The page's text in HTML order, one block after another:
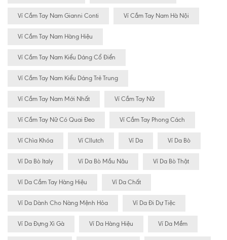
Ví Cầm Tay Nam Gianni Conti Ví Cầm Tay Nam Hà Nội
Ví Cầm Tay Nam Hàng Hiệu
Ví Cầm Tay Nam Kiểu Dáng Cổ Điển
Ví Cầm Tay Nam Kiểu Dáng Trẻ Trung
Ví Cầm Tay Nam Mới Nhất Ví Cầm Tay Nữ
Ví Cầm Tay Nữ Có Quai Đeo Ví Cầm Tay Phong Cách
Ví Chìa Khóa Ví Cllutch Ví Da Ví Da Bò
Ví Da Bò Italy Ví Da Bò Mầu Nâu Ví Da Bò Thật
Ví Da Cầm Tay Hàng Hiệu Ví Da Chất
Ví Da Dành Cho Nàng Mệnh Hỏa Ví Da Đi Dự Tiệc
Ví Da Đựng Xì Gà Ví Da Hàng Hiệu Ví Da Mềm